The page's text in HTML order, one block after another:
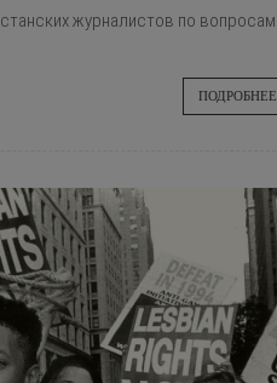
журналистов по вопросам
ПОДРОБНЕЕ